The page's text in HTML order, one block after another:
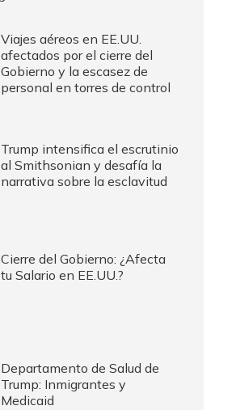
Viajes aéreos en EE.UU.
afectados por el cierre del
Gobierno y la escasez de
personal en torres de control
Trump intensifica el escrutinio
al Smithsonian y desafía la
narrativa sobre la esclavitud
Cierre del Gobierno: ¿Afecta
tu Salario en EE.UU.?
Departamento de Salud de
Trump: Inmigrantes y
Medicaid